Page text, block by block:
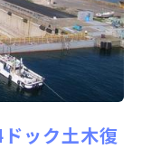
ック土木復